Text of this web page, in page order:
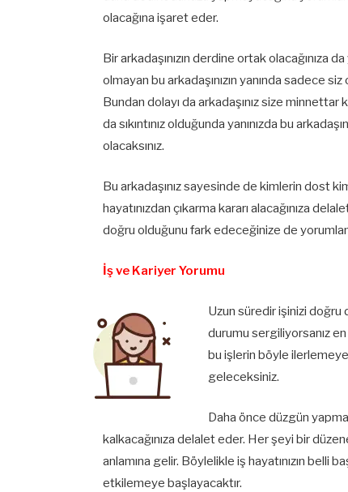
olacağına işaret eder.
Bir arkadaşınızın derdine ortak olacağınıza
olmayan bu arkadaşınızın yanında sadece
Bundan dolayı da arkadaşınız size
da sıkıntınız olduğunda yanınızda bu
olacaksınız.
Bu arkadaşınız sayesinde de kimlerin dost
hayatınızdan çıkarma kararı alacağınıza
doğru olduğunu fark edeceğinize de
İş ve Kariyer Yorumu
Uzun süredir işinizi doğru
durumu sergiliyorsanız
bu işlerin böyle
geleceksiniz.
Daha önce düzgün
kalkacağınıza delalet eder. Her şeyi bir
anlamına gelir. Böylelikle iş hayatınızın belli
etkilemeye başlayacaktır.